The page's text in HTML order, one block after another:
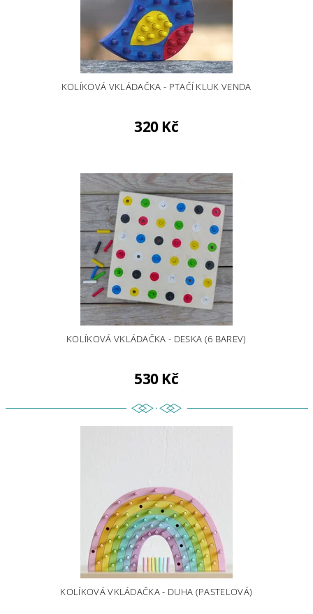
KOLÍKOVÁ VKLÁDAČKA - PTAČÍ KLUK VENDA
320 Kč
KOLÍKOVÁ VKLÁDAČKA - DESKA (6 BAREV)
530 Kč
KOLÍKOVÁ VKLÁDAČKA - DUHA (PASTELOVÁ)